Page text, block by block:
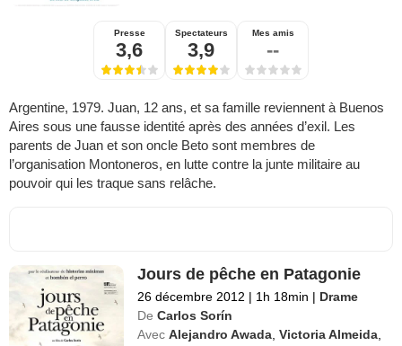
Presse
3,6
Spectateurs
3,9
Mes amis
--
Argentine, 1979. Juan, 12 ans, et sa famille reviennent à Buenos
Aires sous une fausse identité après des années d’exil. Les
parents de Juan et son oncle Beto sont membres de
l’organisation Montoneros, en lutte contre la junte militaire au
pouvoir qui les traque sans relâche.
Jours de pêche en Patagonie
26 décembre 2012 | 1h 18min | Drame
De Carlos Sorín
Avec Alejandro Awada ,Victoria Almeida